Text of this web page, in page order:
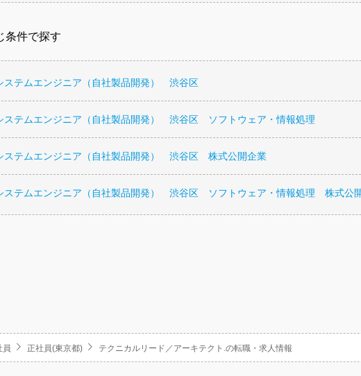
条件で探す
ステムエンジニア（自社製品開発） 渋谷区
ステムエンジニア（自社製品開発） 渋谷区 ソフトウェア・情報処理
ステムエンジニア（自社製品開発） 渋谷区 株式公開企業
ステムエンジニア（自社製品開発） 渋谷区 ソフトウェア・情報処理 株式公
員 正社員(東京都) テクニカルリード／アーキテクト.の転職・求人情報